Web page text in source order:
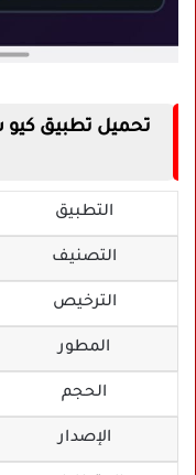
التطبيق
التصنيف
الترخيص
المطور
الحجم
الإصدار